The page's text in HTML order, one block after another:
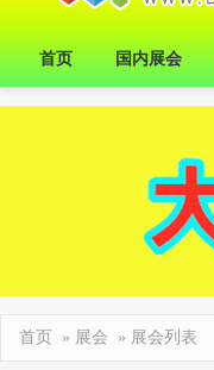
首页 国内展会
首页 » 展会 » 展会列表